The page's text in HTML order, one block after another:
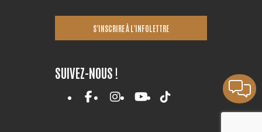
S’INSCRIRE À L’INFOLETTRE
SUIVEZ-NOUS !